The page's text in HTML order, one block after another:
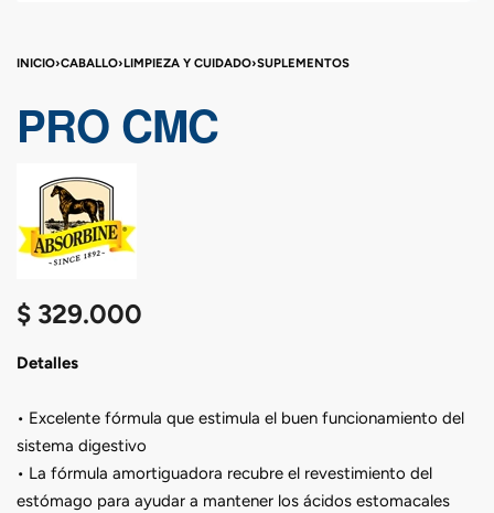
INICIO›CABALLO›LIMPIEZA Y CUIDADO›SUPLEMENTOS
PRO CMC
$ 329.000
Detalles
• Excelente fórmula que estimula el buen funcionamiento del
sistema digestivo
• La fórmula amortiguadora recubre el revestimiento del
estómago para ayudar a mantener los ácidos estomacales